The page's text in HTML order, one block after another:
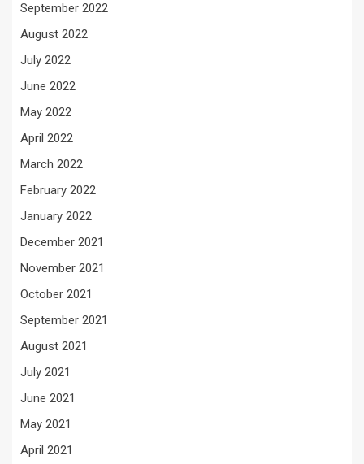
September 2022
August 2022
July 2022
June 2022
May 2022
April 2022
March 2022
February 2022
January 2022
December 2021
November 2021
October 2021
September 2021
August 2021
July 2021
June 2021
May 2021
April 2021